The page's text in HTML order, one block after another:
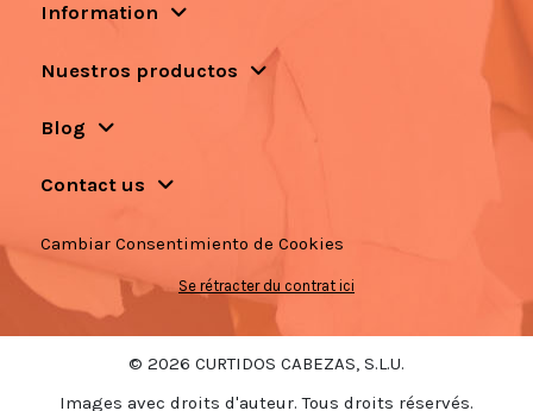
Information
Nuestros productos
Blog
Contact us
Cambiar Consentimiento de Cookies
Se rétracter du contrat ici
© 2026 CURTIDOS CABEZAS, S.L.U.
Images avec droits d'auteur. Tous droits réservés.